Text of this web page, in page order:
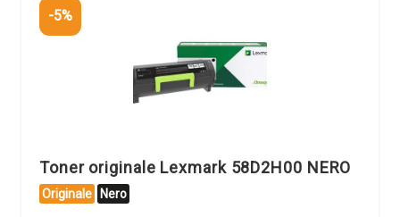
-5%
Toner originale Lexmark 58D2H00 NERO
Originale Nero